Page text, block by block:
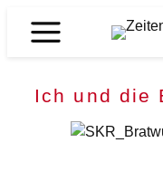
Inhalt
Ich und die